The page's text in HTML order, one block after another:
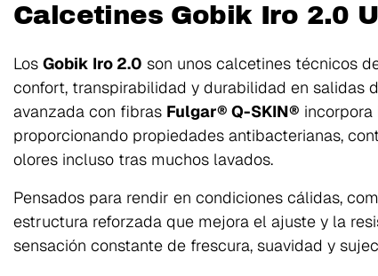
Calcetines Gobik Iro 2.0
Los Gobik Iro 2.0 son unos calcetines técnicos
confort, transpirabilidad y durabilidad en salidas
avanzada con fibras Fulgar® Q-SKIN®
proporcionando propiedades antibacterianas,
olores incluso tras muchos lavados.
Pensados para rendir en condiciones cálidas,
estructura reforzada que mejora el ajuste y la
sensación constante de frescura, suavidad y